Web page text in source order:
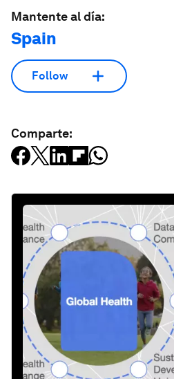
Mantente al día:
Spain
Follow
Comparte: